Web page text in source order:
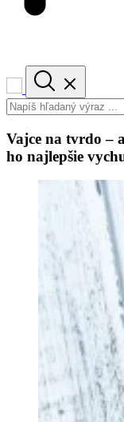
Vajce na tvrdo –
ho najlepšie